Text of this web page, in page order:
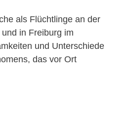
als Flüchtlinge an der
in Freiburg im
und Unterschiede
das vor Ort